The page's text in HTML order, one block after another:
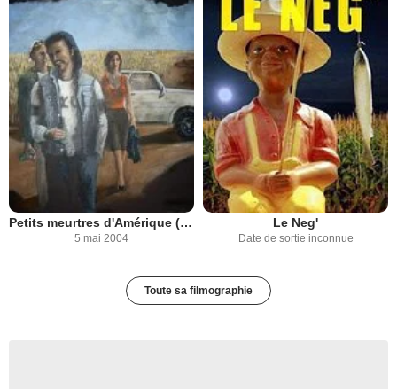
Petits meurtres d'Amérique (Le neg')
5 mai 2004
Le Neg'
Date de sortie inconnue
Toute sa filmographie